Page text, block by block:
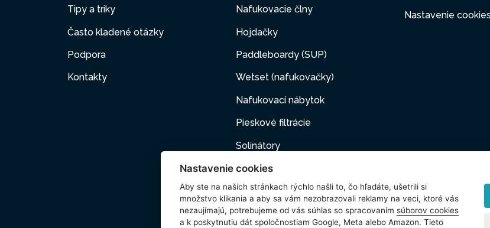
Tipy a triky
Často kladené otázky
Podpora
Kontakty
Nafukovacie člny
Hojdačky
Paddleboardy (SUP)
Wetset (nafukovačky)
Nafukovací nábytok
Pieskové filtrácie
Solinátory
Nafukovacie pumpy
Kartušové filtrácie
Domáci maznáčikovia
Nastavenie cookies
Nastavenie cookies
Aby ste na našich stránkach rýchlo našli to, čo hľadáte, ušetrili si
množstvo klikania a aby sa vám nezobrazovali reklamy na veci, ktoré vás
nezaujímajú, potrebujeme od vás súhlas so spracovaním súborov cookies
a k poskytnutiu dát spoločnostiam Google, Meta alebo Amazon. Tieto